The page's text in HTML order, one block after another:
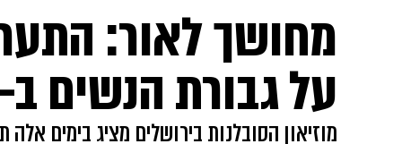
דיגיטל גאווה משפט מחושך לאור:
על גבורת הנשים ב-7